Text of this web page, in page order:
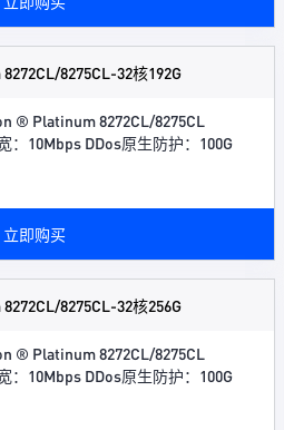
8275CL-32核192G
® Platinum 8272CL/8275CL
：10Mbps DDos原生防护：100G
立即购买
8275CL-32核256G
® Platinum 8272CL/8275CL
：10Mbps DDos原生防护：100G